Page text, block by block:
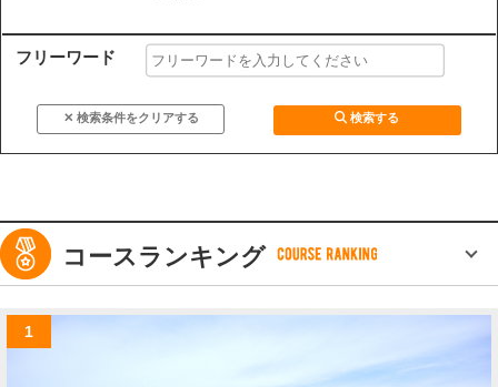
フリーワード
コースランキング